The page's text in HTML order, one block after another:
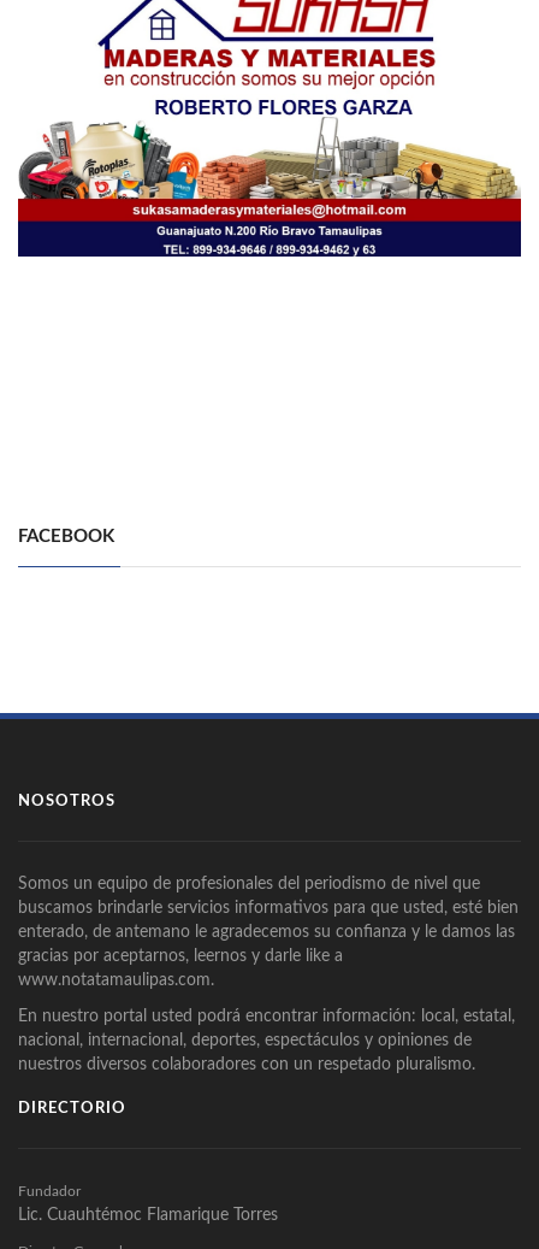
FACEBOOK
NOSOTROS
Somos un equipo de profesionales del periodismo de nivel que
buscamos brindarle servicios informativos para que usted, esté bien
enterado, de antemano le agradecemos su confianza y le damos las
gracias por aceptarnos, leernos y darle like a
www.notatamaulipas.com.
En nuestro portal usted podrá encontrar información: local, estatal,
nacional, internacional, deportes, espectáculos y opiniones de
nuestros diversos colaboradores con un respetado pluralismo.
DIRECTORIO
Fundador
Lic. Cuauhtémoc Flamarique Torres